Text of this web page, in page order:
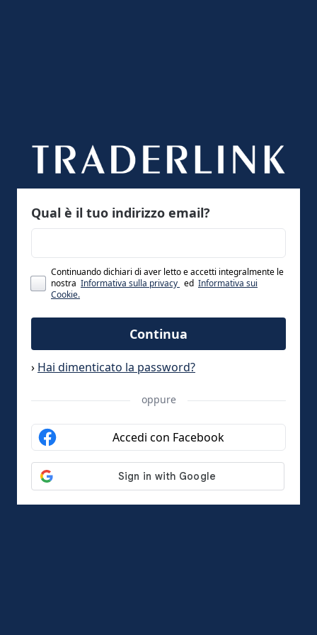
Qual è il tuo indirizzo email?
Continuando dichiari di aver letto e accetti integralmente le
nostra Informativa sulla privacy ed Informativa sui
Cookie.
Continua
› Hai dimenticato la password?
oppure
Accedi con Facebook